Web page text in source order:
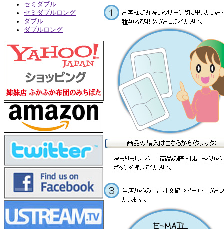
セミダブル
セミダブルロング
ダブル
ダブルロング